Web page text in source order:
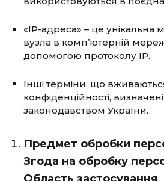
«IP-адреса» – це
вузла в комп’ютерній
допомогою протоколу IP.
Інші терміни, що
конфіденційності,
законодавством України.
Предмет обробки
Згода на обробку
Область застосування